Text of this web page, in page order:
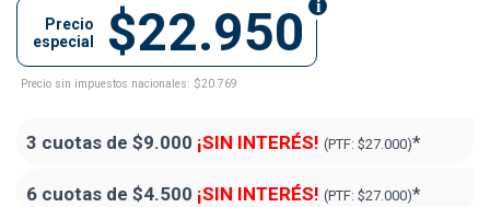
$22.950
Precio
especial
Precio sin impuestos nacionales: $20.769
3 cuotas de $9.000 ¡SIN INTERÉS! (PTF: $27.000)*
6 cuotas de $4.500 ¡SIN INTERÉS! (PTF: $27.000)*